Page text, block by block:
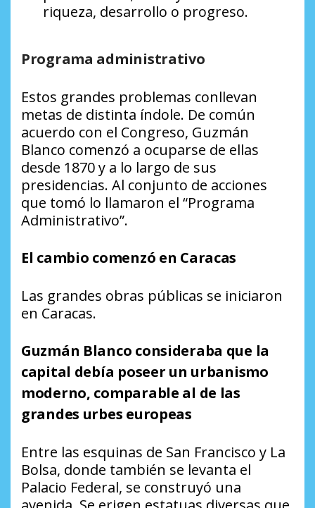
riqueza, desarrollo o progreso.
Programa administrativo
Estos grandes problemas conllevan
metas de distinta índole. De común
acuerdo con el Congreso, Guzmán
Blanco comenzó a ocuparse de ellas
desde 1870 y a lo largo de sus
presidencias. Al conjunto de acciones
que tomó lo llamaron el “Programa
Administrativo”.
El cambio comenzó en Caracas
Las grandes obras públicas se iniciaron
en Caracas.
Guzmán Blanco consideraba que la
capital debía poseer un urbanismo
moderno, comparable al de las
grandes urbes europeas
Entre las esquinas de San Francisco y La
Bolsa, donde también se levanta el
Palacio Federal, se construyó una